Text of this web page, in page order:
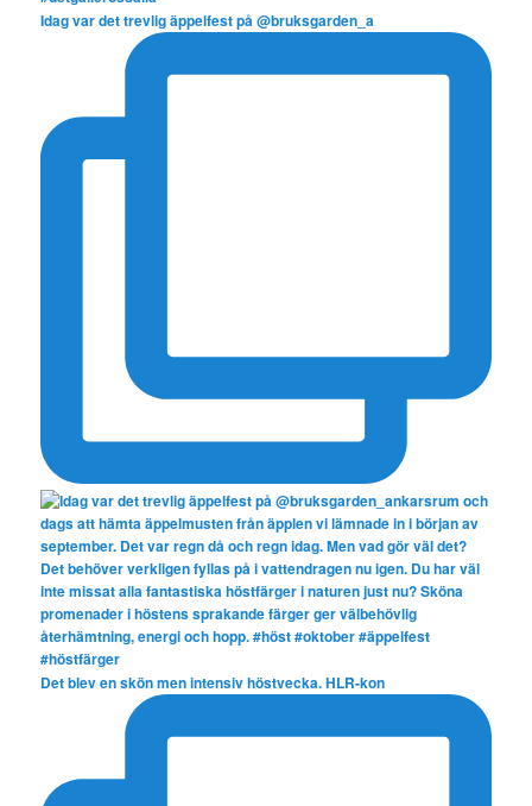
Idag var det trevlig äppelfest på @bruksgarden_a
Det blev en skön men intensiv höstvecka. HLR-kon